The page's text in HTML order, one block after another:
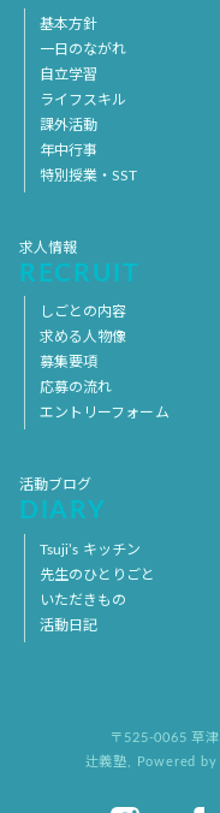
基本方針
一日のながれ
自立学習
ライフスキル
課外活動
年中行事
特別授業・SST
求人情報
RECRUIT
しごとの内容
求める人物像
募集要項
応募の流れ
エントリーフォーム
活動ブログ
DIARY
Tsuji’s キッチン
先生のひとりごと
いただきもの
活動日記
〒525-0065 草
辻義塾
Powered by